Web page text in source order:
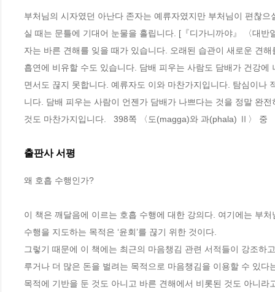
부처님의 시자였던 아난다 존자는 예류자였지만 부처님이 편찮
실 때는 문틀에 기대어 눈물을 흘립니다. [『디가니까야』 〈대
자는 바른 견해를 잊을 때가 있습니다. 오래된 습관이 새로운 견
흡연에 비유할 수도 있습니다. 담배 피우는 사람도 담배가 건강
면서도 끊지 못합니다. 예류자도 이와 마찬가지입니다. 탐심이나
니다. 담배 피우는 사람이 언젠가 담배가 나쁘다는 것을 정말 완
것도 마찬가지입니다.   398쪽 〈도(magga)와 과(phala) Ⅱ〉 중
출판사 서평
왜 호흡 수행인가?
이 책은 깨달음에 이르는 호흡 수행에 대한 강의다. 여기에는 부
수행을 지도하는 목적은 ‘윤회’를 끊기 위한 것이다.
그렇기 때문에 이 책에는 최근의 마음챙김 관련 서적들이 강조하
루거나 더 많은 돈을 벌려는 목적으로 마음챙김을 이용할 수 있
목적에 기반을 둔 것도 아니고 바른 견해에서 비롯된 것도 아니